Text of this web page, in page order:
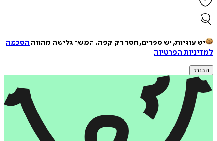
יש עוגיות, יש ספרים, חסר רק קפה. המשך גלישה מהווה הסכמה
למדיניות הפרטיות
הבנתי